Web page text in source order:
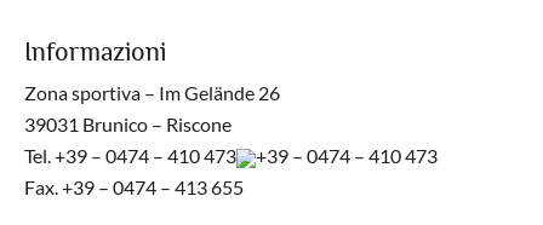
Informazioni
Zona sportiva – Im Gelände 26
39031 Brunico – Riscone
Tel.+39 – 0474 – 410 473
+39 – 0474 – 410 473
Fax. +39 – 0474 – 413 655